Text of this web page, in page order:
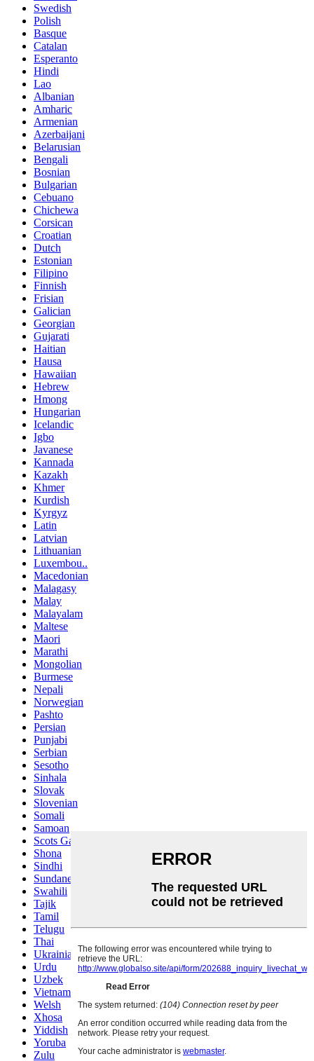
Swedish
Polish
Basque
Catalan
Esperanto
Hindi
Lao
Albanian
Amharic
Armenian
Azerbaijani
Belarusian
Bengali
Bosnian
Bulgarian
Cebuano
Chichewa
Corsican
Croatian
Dutch
Estonian
Filipino
Finnish
Frisian
Galician
Georgian
Gujarati
Haitian
Hausa
Hawaiian
Hebrew
Hmong
Hungarian
Icelandic
Igbo
Javanese
Kannada
Kazakh
Khmer
Kurdish
Kyrgyz
Latin
Latvian
Lithuanian
Luxembou..
Macedonian
Malagasy
Malay
Malayalam
Maltese
Maori
Marathi
Mongolian
Burmese
Nepali
Norwegian
Pashto
Persian
Punjabi
Serbian
Sesotho
Sinhala
Slovak
Slovenian
Somali
Samoan
Scots Gaelic
Shona
Sindhi
Sundanese
Swahili
Tajik
Tamil
Telugu
Thai
Ukrainian
Urdu
Uzbek
Vietnamese
Welsh
Xhosa
Yiddish
Yoruba
Zulu